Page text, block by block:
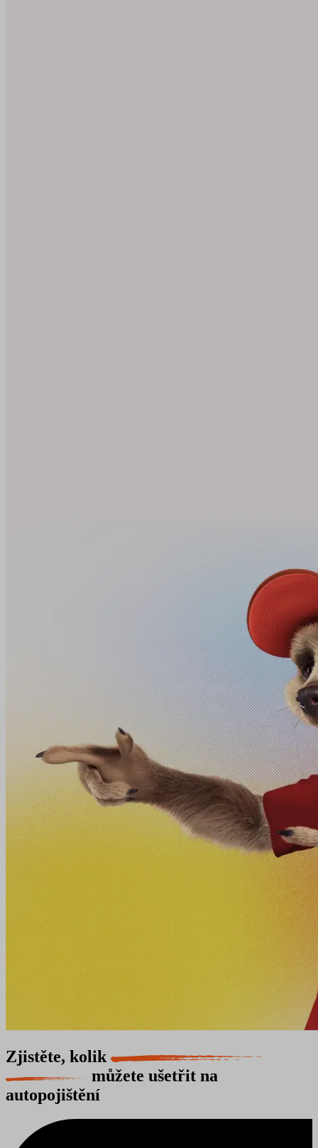
Zjistěte, kolik
můžete ušetřit na
autopojištění